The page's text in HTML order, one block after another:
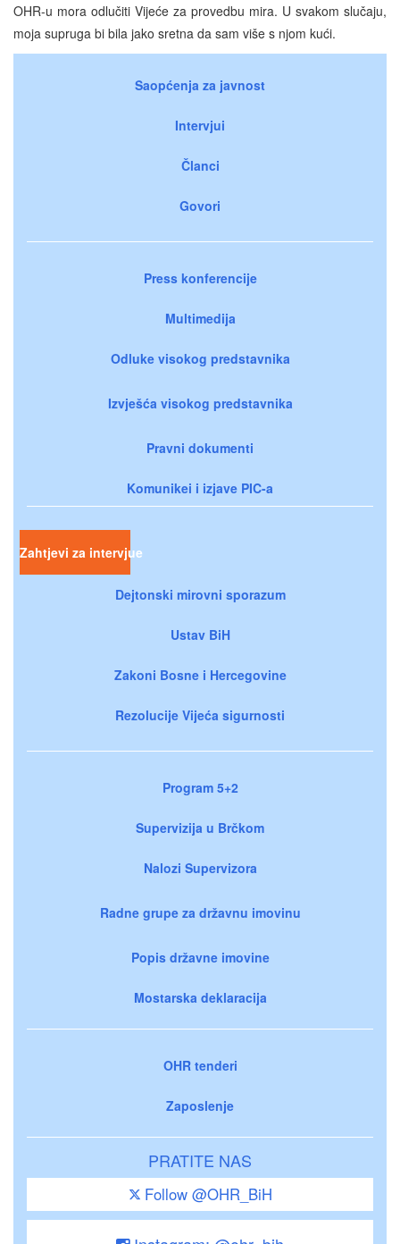
OHR-u mora odlučiti Vijeće za provedbu mira. U svakom slučaju,
moja supruga bi bila jako sretna da sam više s njom kući.
Saopćenja za javnost
Intervjui
Članci
Govori
Press konferencije
Multimedija
Odluke visokog predstavnika
Izvješća visokog predstavnika
Pravni dokumenti
Komunikei i izjave PIC-a
Zahtjevi za intervjue
Dejtonski mirovni sporazum
Ustav BiH
Zakoni Bosne i Hercegovine
Rezolucije Vijeća sigurnosti
Program 5+2
Supervizija u Brčkom
Nalozi Supervizora
Radne grupe za državnu imovinu
Popis državne imovine
Mostarska deklaracija
OHR tenderi
Zaposlenje
PRATITE NAS
Follow @OHR_BiH